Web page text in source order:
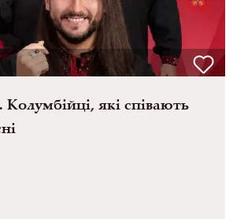
які співають